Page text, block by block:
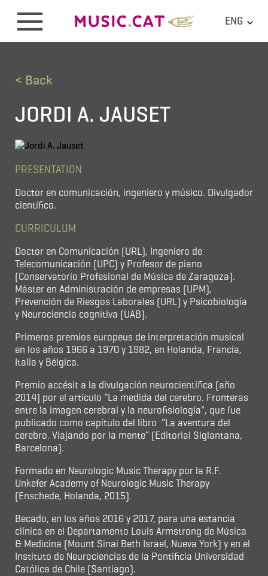
ENG
< Back
JORDI A. JAUSET
PRESENTATION
Doctor en comunicación, ingeniero y músico. Divulgador
científico.
CURRICULUM
Doctor en Comunicación (URL), Ingeniero de
Telecomunicación (UPC) y Profesor de piano
(Conservatorio Profesional de Música de Zaragoza).
Máster en Administración de empresas (UPM),
Prevención de Riesgos Laborales (URL) y Psicobiología
y Neurociencia cognitiva (UAB).
Primeros premios europeus de interpretación musical
en los años 1966 a 1970 y 1982, en Holanda, Francia,
Italia y Bélgica.
Premio accésit a la divulgación neurocientífica (año
2014) por el artículo “La medida del cerebro. Fronteras
entre la imagen cerebral y la neurofisiología", que fue
publicado como capítulo del libro “La aventura del
cerebro. Viajando por la mente” (Editorial Siglantana,
Barcelona).
Formado en Neurologic Music Therapy por la R.F.
Unkefer Academy of Neurologic Music Therapy
(Enschede, Holanda, 2015).
Becado, en los años 2016 y 2017, para una estancia
clínica en el Departamento Louis Armstrong de Música
& Medicina (Mount Sinai Beth Israel, Nueva York) y en el
Instituto de Neurociencias de la Pontificia Universidad
Católica de Chile (Santiago).